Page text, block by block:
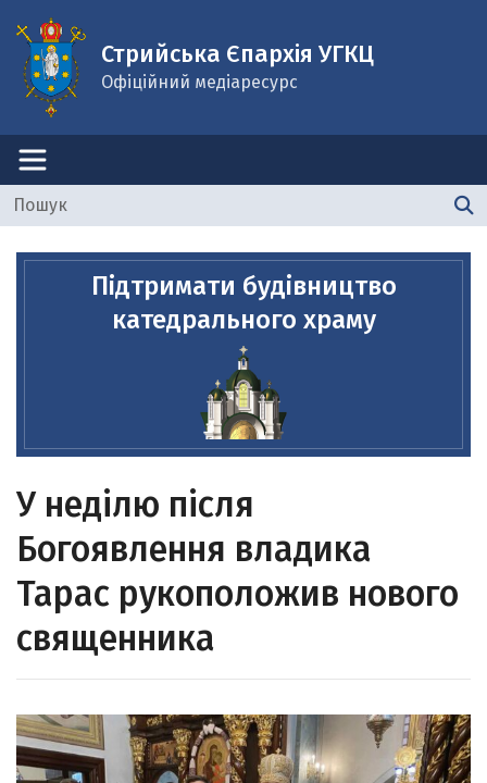
Стрийська Єпархія УГКЦ
Офіційний медіаресурс
Підтримати будівництво
катедрального храму
У неділю після
Богоявлення владика
Тарас рукоположив нового
священника